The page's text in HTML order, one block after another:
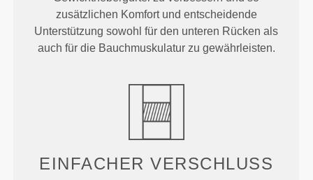
zusätzlichen Komfort und entscheidende
Unterstützung sowohl für den unteren Rücken als
auch für die Bauchmuskulatur zu gewährleisten.
EINFACHER VERSCHLUSS